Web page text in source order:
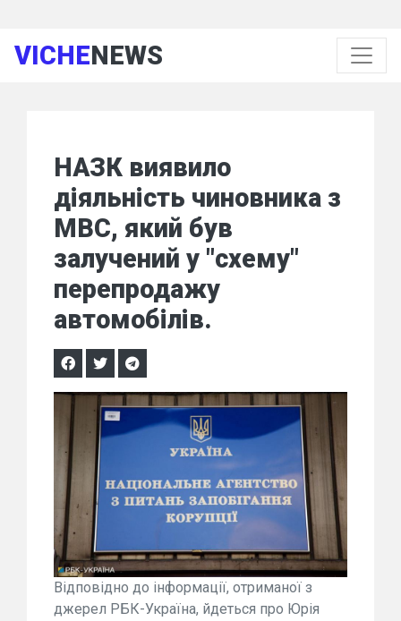
VICHENEWS
НАЗК виявило
діяльність чиновника з
МВС, який був
залучений у "схему"
перепродажу
автомобілів.
Відповідно до інформації, отриманої з
джерел РБК-Україна, йдеться про Юрія